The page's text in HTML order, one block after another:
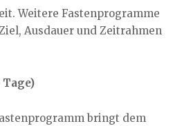
Weitere Fastenprogramme
Ausdauer und Zeitrahmen
Tage)
bringt dem